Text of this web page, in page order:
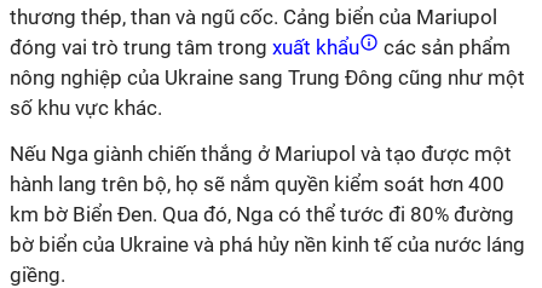
thương thép, than và ngũ cốc. Cảng biển của Mariupol
đóng vai trò trung tâm trong xuất khẩu
các sản phẩm
nông nghiệp của Ukraine sang Trung Đông cũng như một
số khu vực khác.
Nếu Nga giành chiến thắng ở Mariupol và tạo được một
hành lang trên bộ, họ sẽ nắm quyền kiểm soát hơn 400
km bờ Biển Đen. Qua đó, Nga có thể tước đi 80% đường
bờ biển của Ukraine và phá hủy nền kinh tế của nước láng
giềng.